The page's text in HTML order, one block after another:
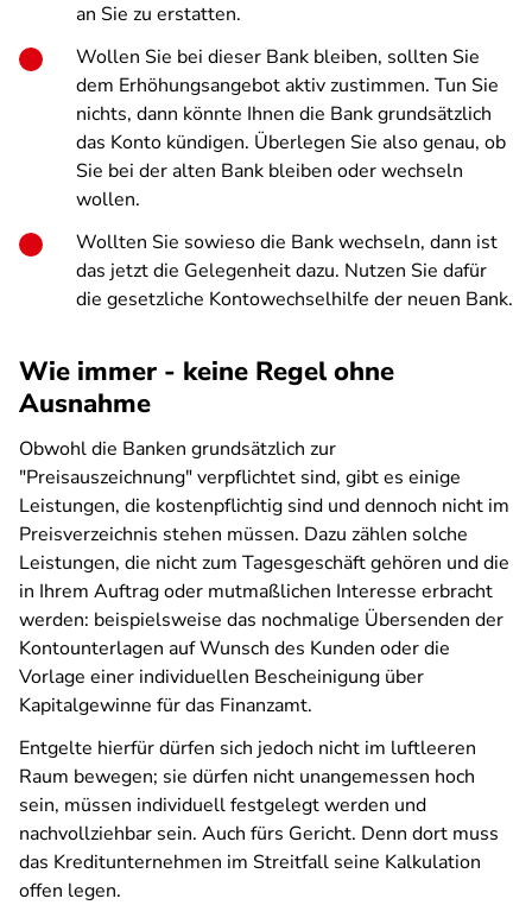
an Sie zu erstatten.
Wollen Sie bei dieser Bank bleiben, sollten Sie
dem Erhöhungsangebot aktiv zustimmen. Tun Sie
nichts, dann könnte Ihnen die Bank grundsätzlich
das Konto kündigen. Überlegen Sie also genau, ob
Sie bei der alten Bank bleiben oder wechseln
wollen.
Wollten Sie sowieso die Bank wechseln, dann ist
das jetzt die Gelegenheit dazu. Nutzen Sie dafür
die gesetzliche Kontowechselhilfe der neuen Bank.
Wie immer - keine Regel ohne
Ausnahme
Obwohl die Banken grundsätzlich zur
"Preisauszeichnung" verpflichtet sind, gibt es einige
Leistungen, die kostenpflichtig sind und dennoch nicht im
Preisverzeichnis stehen müssen. Dazu zählen solche
Leistungen, die nicht zum Tagesgeschäft gehören und die
in Ihrem Auftrag oder mutmaßlichen Interesse erbracht
werden: beispielsweise das nochmalige Übersenden der
Kontounterlagen auf Wunsch des Kunden oder die
Vorlage einer individuellen Bescheinigung über
Kapitalgewinne für das Finanzamt.
Entgelte hierfür dürfen sich jedoch nicht im luftleeren
Raum bewegen; sie dürfen nicht unangemessen hoch
sein, müssen individuell festgelegt werden und
nachvollziehbar sein. Auch fürs Gericht. Denn dort muss
das Kreditunternehmen im Streitfall seine Kalkulation
offen legen.